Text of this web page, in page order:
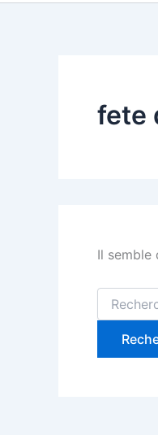
fete
Il semble
Rechercher :